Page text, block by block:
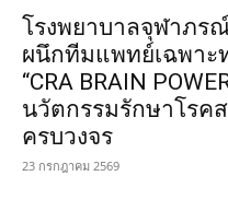
โรงพยาบาลจุฬาภร
ผนึกทีมแพทย์เฉพาะ
“CRA BRAIN
นวัตกรรมรักษาโรค
ครบวงจร
23 กรกฎาคม 2569